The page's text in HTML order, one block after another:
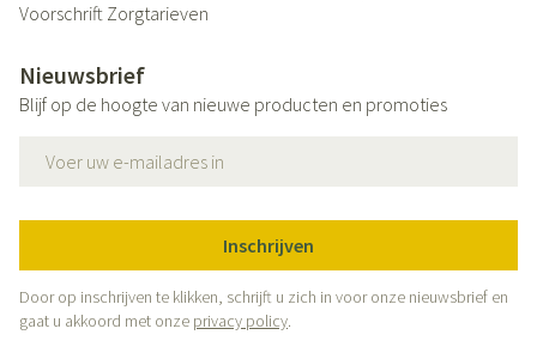
Voorschrift Zorgtarieven
Nieuwsbrief
Blijf op de hoogte van nieuwe producten en promoties
Inschrijven
Door op inschrijven te klikken, schrijft u zich in voor onze nieuwsbrief en
gaat u akkoord met onze privacy policy.